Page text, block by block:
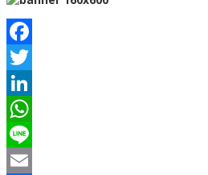
Facebook
Twitter
LinkedIn
WhatsApp
Line